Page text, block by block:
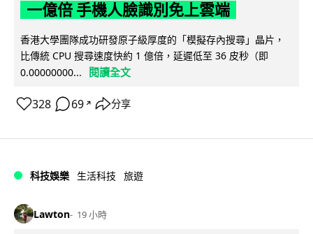
一億倍 手機人臉識別免上雲端
香港大學團隊成功研發原子級厚度的「模擬存內搜尋」晶片，
比傳統 CPU 搜尋速度快約 1 億倍，延遲低至 36 皮秒（即
0.00000000...
閱讀全文
328 69 ↗ 分享
科技娛樂 生活科技 旅遊
Lawton 19 小時